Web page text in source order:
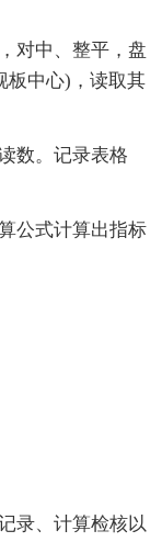
对中、整平，盘
板中心)，读取其
数。记录表格
公式计算出指标
录、计算检核以